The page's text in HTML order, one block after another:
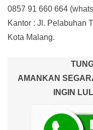
0857 91 660 664
Kantor : Jl. Pelabuhan
Kota Malang.
AMANKAN
INGIN